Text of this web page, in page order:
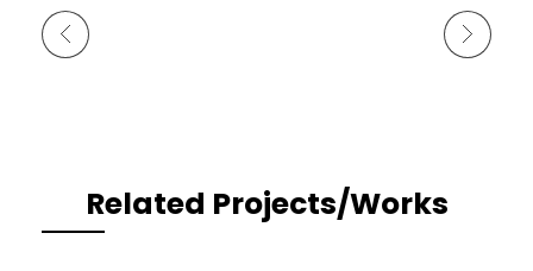
Related Projects/Works